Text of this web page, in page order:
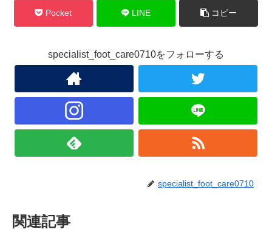
Pocket LINE コピー
specialist_foot_care0710をフォローする
specialist_foot_care0710
関連記事